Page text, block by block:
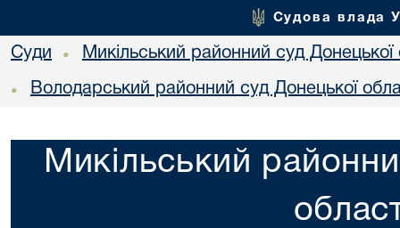
Судова влада
Суди • Микільський районний суд Донецької
• Володарський районний суд Донецької
Микільський